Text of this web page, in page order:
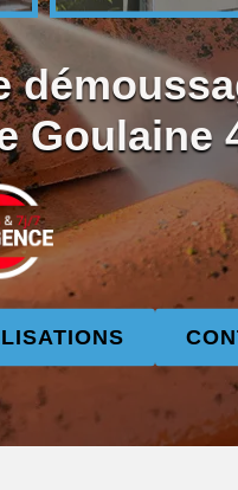
Goulaine